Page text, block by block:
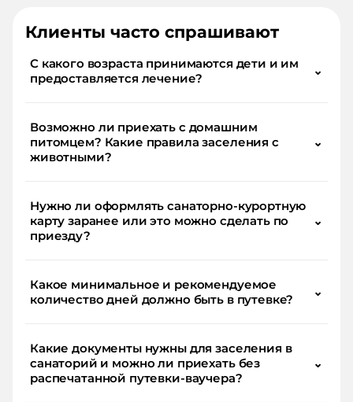
Клиенты часто спрашивают
С какого возраста принимаются дети и им
предоставляется лечение?
⌄
Возможно ли приехать с домашним
питомцем? Какие правила заселения с
животными?
⌄
Нужно ли оформлять санаторно-курортную
карту заранее или это можно сделать по
приезду?
⌄
Какое минимальное и рекомендуемое
количество дней должно быть в путевке?
⌄
Какие документы нужны для заселения в
санаторий и можно ли приехать без
распечатанной путевки-ваучера?
⌄